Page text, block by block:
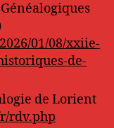
01/08/xxiie-
de-
de Lorient
rdv.php